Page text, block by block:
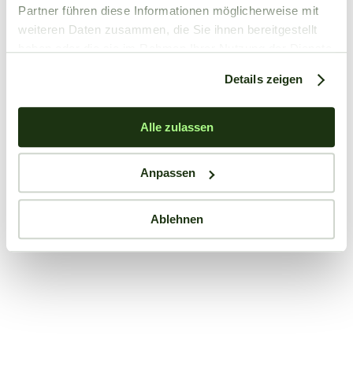
Partner führen diese Informationen möglicherweise mit
weiteren Daten zusammen, die Sie ihnen bereitgestellt
Details zeigen
Alle zulassen
Anpassen
Ablehnen